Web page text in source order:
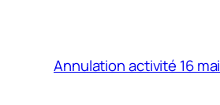
Annulation activité 16 mai